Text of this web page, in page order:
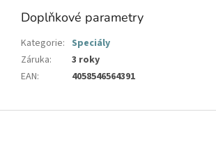
Doplňkové parametry
Kategorie: Speciály
Záruka:
3 roky
EAN: 4058546564391
Z